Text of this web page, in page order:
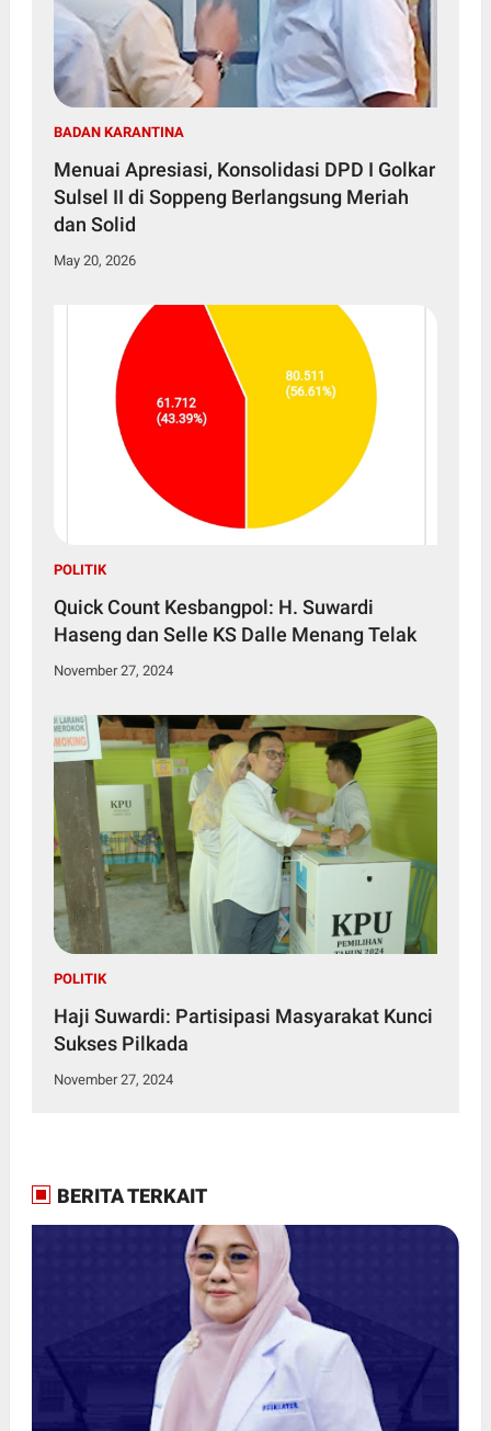
BADAN KARANTINA
Menuai Apresiasi, Konsolidasi DPD I Golkar
Sulsel II di Soppeng Berlangsung Meriah
dan Solid
May 20, 2026
POLITIK
Quick Count Kesbangpol: H. Suwardi
Haseng dan Selle KS Dalle Menang Telak
November 27, 2024
POLITIK
Haji Suwardi: Partisipasi Masyarakat Kunci
Sukses Pilkada
November 27, 2024
BERITA TERKAIT